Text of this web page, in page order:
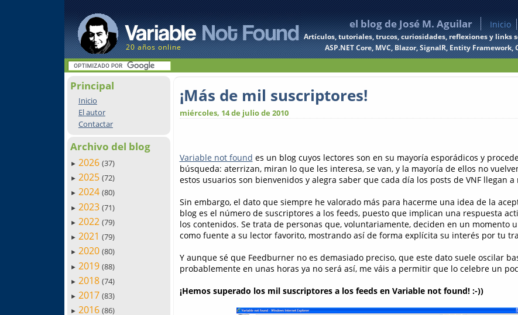
20 años online
el blog de José M. Aguilar Inicio
Artículos, tutoriales, trucos, curiosidades, reflexiones y links
ASP.NET Core, MVC, Blazor, SignalR, Entity Framework,
Principal
Inicio
El autor
Contactar
Archivo del blog
► 2026 (37)
► 2025 (72)
► 2024 (80)
► 2023 (71)
► 2022 (79)
► 2021 (79)
► 2020 (80)
► 2019 (88)
► 2018 (74)
► 2017 (83)
► 2016 (86)
¡Más de mil suscriptores!
miércoles, 14 de julio de 2010
Variable not found es un blog cuyos lectores son en su mayoría esporádicos y
búsqueda: aterrizan, miran lo que les interesa, se van, y la mayoría de ellos no
estos usuarios son bienvenidos y alegra saber que cada día los posts de VNF llegan a
Sin embargo, el dato que siempre he valorado más para hacerme una idea de la
blog es el número de suscriptores a los feeds, puesto que implican una respuesta
los contenidos. Se trata de personas que, voluntariamente, deciden en un momento
como fuente a su lector favorito, mostrando así de forma explícita su interés por tu
Y aunque sé que Feedburner no es demasiado preciso, que este dato suele oscilar
probablemente en unas horas ya no será así, me váis a permitir que lo celebre un
¡Hemos superado los mil suscriptores a los feeds en Variable not found! :-))